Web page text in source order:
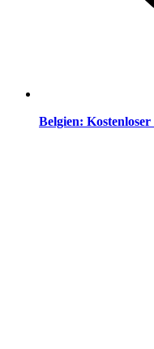
Belgien: